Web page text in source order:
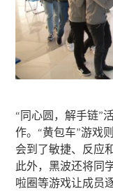
“同心圆，解手链”
作。“黄包车”游戏
会到了敏捷、反应
此外，黑波还将同
啦圈等游戏让成员